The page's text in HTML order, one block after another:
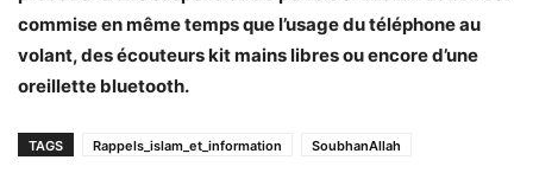
commise en même temps que l’usage du téléphone au
volant, des écouteurs kit mains libres ou encore d’une
oreillette bluetooth.
TAGS Rappels_islam_et_information SoubhanAllah